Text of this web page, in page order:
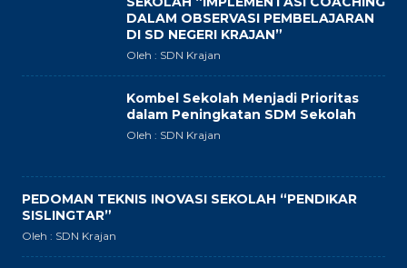
DALAM OBSERVASI PEMBELAJARAN
DI SD NEGERI KRAJAN”
Oleh : SDN Krajan
Kombel Sekolah Menjadi Prioritas
dalam Peningkatan SDM Sekolah
Oleh : SDN Krajan
PEDOMAN TEKNIS INOVASI SEKOLAH “PENDIKAR
SISLINGTAR”
Oleh : SDN Krajan